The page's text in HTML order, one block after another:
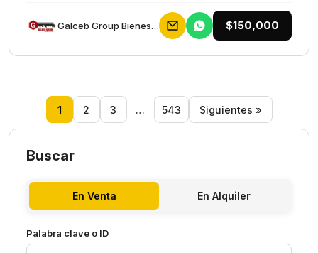
Galceb Group Bienes Raices $150,000
1 2 3 … 543 Siguientes »
Buscar
En Venta En Alquiler
Palabra clave o ID